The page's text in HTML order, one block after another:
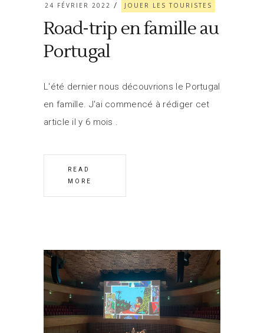
24 FÉVRIER 2022 JOUER LES TOURISTES
Road-trip en famille au
Portugal
L'été dernier nous découvrions le Portugal
en famille. J'ai commencé à rédiger cet
article il y 6 mois
READ
MORE